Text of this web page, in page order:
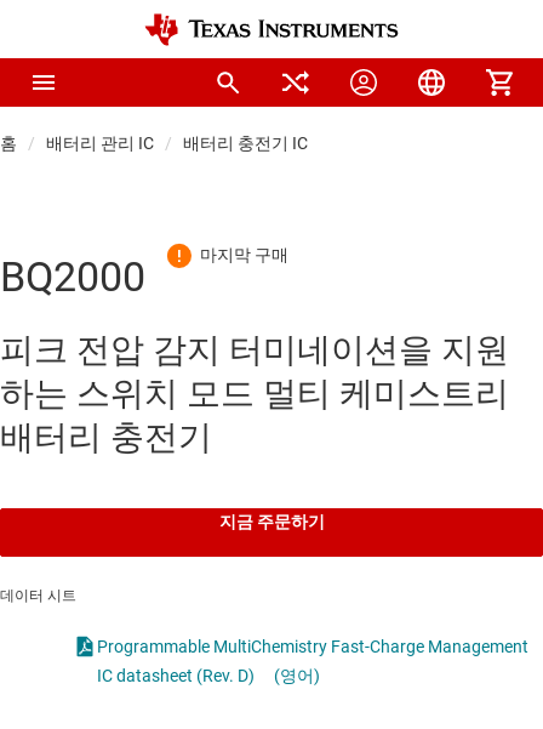
홈 배터리 관리 IC 배터리 충전기 IC
BQ2000
피크 전압 감지 터미네이션을 지원
하는 스위치 모드 멀티 케미스트리
배터리 충전기
지금 주문하기
데이터 시트
Programmable MultiChemistry Fast-Charge Management
IC datasheet (Rev. D)
(영어)